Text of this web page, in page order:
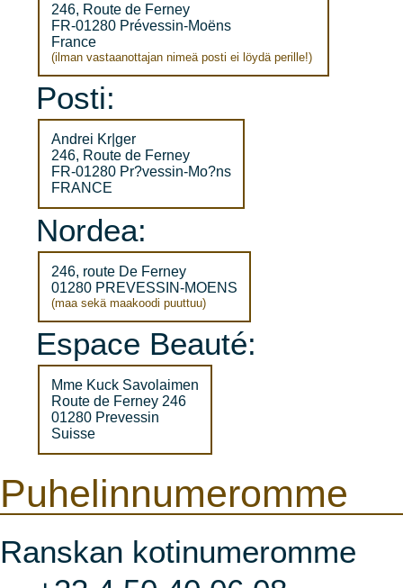
246, Route de Ferney
FR-01280 Prévessin-Moëns
France
(ilman vastaanottajan nimeä posti ei löydä perille!)
Posti:
Andrei Kr|ger
246, Route de Ferney
FR-01280 Pr?vessin-Mo?ns
FRANCE
Nordea:
246, route De Ferney
01280 PREVESSIN-MOENS
(maa sekä maakoodi puuttuu)
Espace Beauté:
Mme Kuck Savolaimen
Route de Ferney 246
01280 Prevessin
Suisse
Puhelinnumeromme
Ranskan kotinumeromme